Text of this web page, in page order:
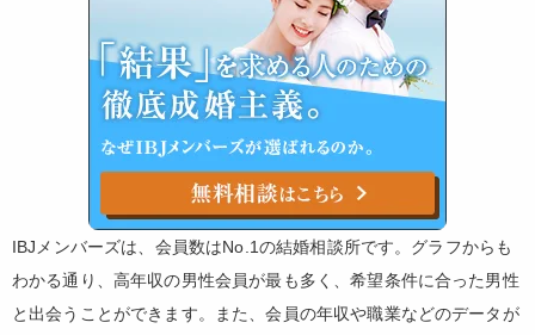
IBJメンバーズは、会員数はNo.1の結婚相談所です。グラフからも
わかる通り、高年収の男性会員が最も多く、希望条件に合った男性
と出会うことができます。また、会員の年収や職業などのデータが